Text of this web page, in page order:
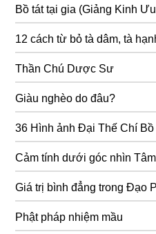
Bồ tát tại gia (Giảng Kinh
12 cách từ bỏ tà dâm, tà
Thần Chú Dược Sư
Giàu nghèo do đâu?
36 Hình ảnh Đại Thế Chí Bồ
Cảm tính dưới góc nhìn
Giá trị bình đẳng trong Đạo
Phật pháp nhiệm mầu